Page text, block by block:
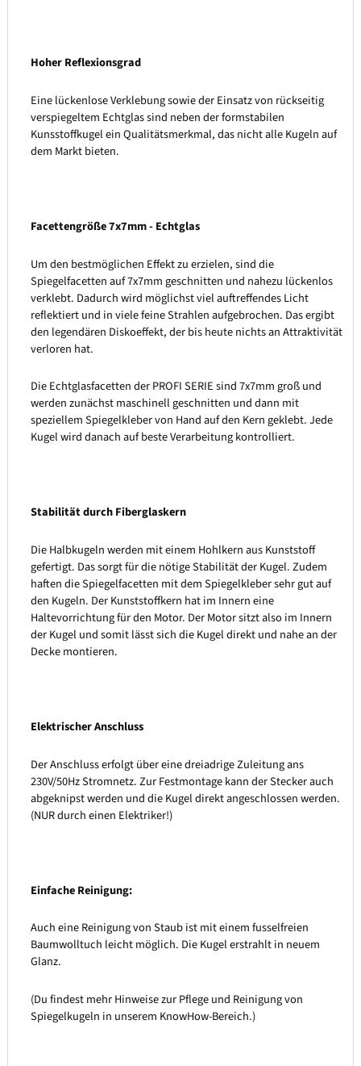
Hoher Reflexionsgrad
Eine lückenlose Verklebung sowie der Einsatz von rückseitig
verspiegeltem Echtglas sind neben der formstabilen
Kunsstoffkugel ein Qualitätsmerkmal, das nicht alle Kugeln auf
dem Markt bieten.
Facettengröße 7x7mm - Echtglas
Um den bestmöglichen Effekt zu erzielen, sind die
Spiegelfacetten auf 7x7mm geschnitten und nahezu lückenlos
verklebt. Dadurch wird möglichst viel auftreffendes Licht
reflektiert und in viele feine Strahlen aufgebrochen. Das ergibt
den legendären Diskoeffekt, der bis heute nichts an Attraktivität
verloren hat.
Die Echtglasfacetten der PROFI SERIE sind 7x7mm groß und
werden zunächst maschinell geschnitten und dann mit
speziellem Spiegelkleber von Hand auf den Kern geklebt. Jede
Kugel wird danach auf beste Verarbeitung kontrolliert.
Stabilität durch Fiberglaskern
Die Halbkugeln werden mit einem Hohlkern aus Kunststoff
gefertigt. Das sorgt für die nötige Stabilität der Kugel. Zudem
haften die Spiegelfacetten mit dem Spiegelkleber sehr gut auf
den Kugeln. Der Kunststoffkern hat im Innern eine
Haltevorrichtung für den Motor. Der Motor sitzt also im Innern
der Kugel und somit lässt sich die Kugel direkt und nahe an der
Decke montieren.
Elektrischer Anschluss
Der Anschluss erfolgt über eine dreiadrige Zuleitung ans
230V/50Hz Stromnetz. Zur Festmontage kann der Stecker auch
abgeknipst werden und die Kugel direkt angeschlossen werden.
(NUR durch einen Elektriker!)
Einfache Reinigung:
Auch eine Reinigung von Staub ist mit einem fusselfreien
Baumwolltuch leicht möglich. Die Kugel erstrahlt in neuem
Glanz.
(Du findest mehr Hinweise zur Pflege und Reinigung von
Spiegelkugeln in unserem KnowHow-Bereich.)